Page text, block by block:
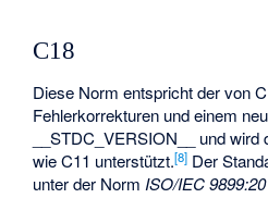
C18
Diese Norm entspricht der von
Fehlerkorrekturen und einem
__STDC_VERSION__ und
wie C11 unterstützt.[8] Der
unter der NormISO/IEC